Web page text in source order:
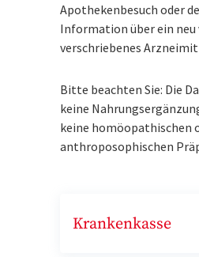
Apothekenbesuch oder
Information über ein neu
verschriebenes
Bitte beachten Sie: Die
keine
keine homöopathischen
anthroposophischen
Krankenkasse